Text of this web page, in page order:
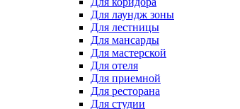
Для лаундж зоны
Для лестницы
Для мансарды
Для мастерской
Для отеля
Для приемной
Для ресторана
Для студии